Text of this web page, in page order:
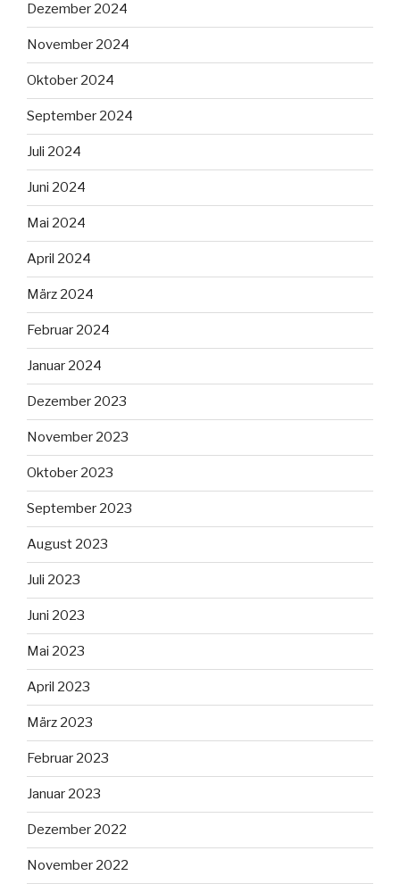
Dezember 2024
November 2024
Oktober 2024
September 2024
Juli 2024
Juni 2024
Mai 2024
April 2024
März 2024
Februar 2024
Januar 2024
Dezember 2023
November 2023
Oktober 2023
September 2023
August 2023
Juli 2023
Juni 2023
Mai 2023
April 2023
März 2023
Februar 2023
Januar 2023
Dezember 2022
November 2022